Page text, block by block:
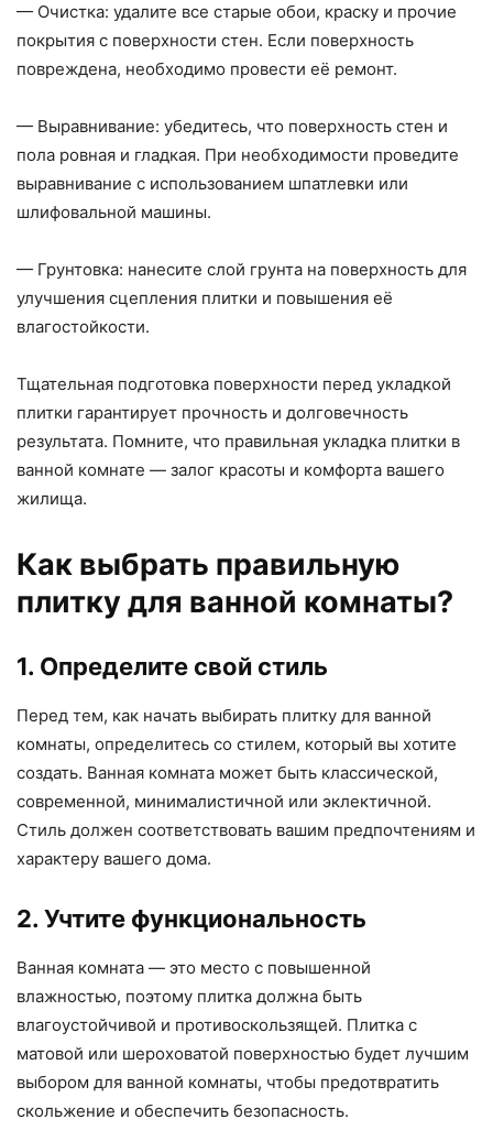
— Очистка: удалите все старые обои, краску и прочие
покрытия с поверхности стен. Если поверхность
повреждена, необходимо провести её ремонт.
— Выравнивание: убедитесь, что поверхность стен и
пола ровная и гладкая. При необходимости проведите
выравнивание с использованием шпатлевки или
шлифовальной машины.
— Грунтовка: нанесите слой грунта на поверхность для
улучшения сцепления плитки и повышения её
влагостойкости.
Тщательная подготовка поверхности перед укладкой
плитки гарантирует прочность и долговечность
результата. Помните, что правильная укладка плитки в
ванной комнате — залог красоты и комфорта вашего
жилища.
Как выбрать правильную
плитку для ванной комнаты?
1. Определите свой стиль
Перед тем, как начать выбирать плитку для ванной
комнаты, определитесь со стилем, который вы хотите
создать. Ванная комната может быть классической,
современной, минималистичной или эклектичной.
Стиль должен соответствовать вашим предпочтениям и
характеру вашего дома.
2. Учтите функциональность
Ванная комната — это место с повышенной
влажностью, поэтому плитка должна быть
влагоустойчивой и противоскользящей. Плитка с
матовой или шероховатой поверхностью будет лучшим
выбором для ванной комнаты, чтобы предотвратить
скольжение и обеспечить безопасность.